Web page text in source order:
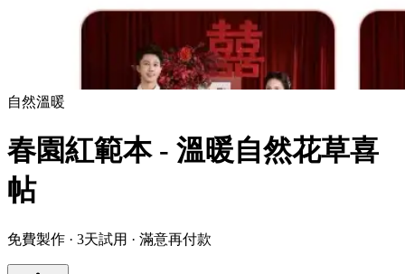
自然溫暖
春園紅範本 - 溫暖自然花草喜
帖
免費製作 · 3天試用 · 滿意再付款